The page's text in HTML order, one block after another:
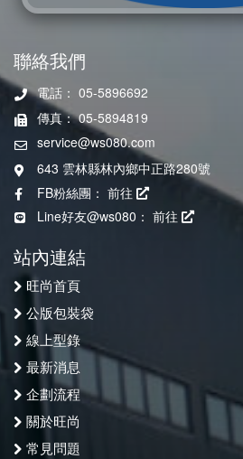
聯絡我們
電話： 05-5896692
傳真： 05-5894819
service@ws080.com
643 雲林縣林內鄉中正路280號
FB粉絲團： 前往
Line好友@ws080： 前往
站內連結
旺尚首頁
公版包裝袋
線上型錄
最新消息
企劃流程
關於旺尚
常見問題